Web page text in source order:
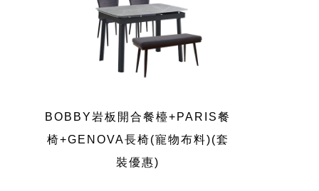
BOBBY岩板開合餐檯+PARIS餐
椅+GENOVA長椅(寵物布料)(套
裝優惠)